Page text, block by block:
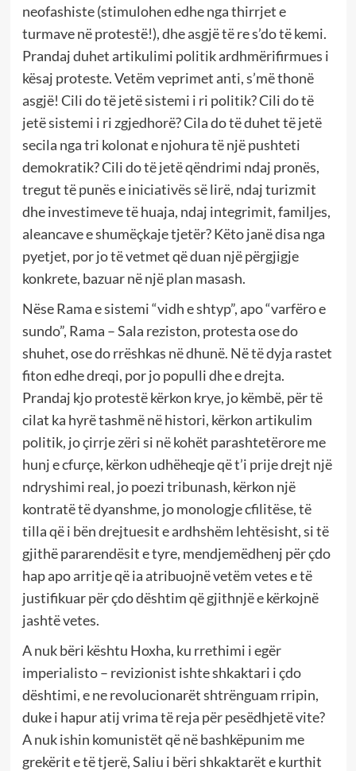
neofashiste (stimulohen edhe nga thirrjet e
turmave në protestë!), dhe asgjë të re s’do të kemi.
Prandaj duhet artikulimi politik ardhmërifirmues i
kësaj proteste. Vetëm veprimet anti, s’më thonë
asgjë! Cili do të jetë sistemi i ri politik? Cili do të
jetë sistemi i ri zgjedhorë? Cila do të duhet të jetë
secila nga tri kolonat e njohura të një pushteti
demokratik? Cili do të jetë qëndrimi ndaj pronës,
tregut të punës e iniciativës së lirë, ndaj turizmit
dhe investimeve të huaja, ndaj integrimit, familjes,
aleancave e shumëçkaje tjetër? Këto janë disa nga
pyetjet, por jo të vetmet që duan një përgjigje
konkrete, bazuar në një plan masash.
Nëse Rama e sistemi “vidh e shtyp”, apo “varfëro e
sundo”, Rama – Sala reziston, protesta ose do
shuhet, ose do rrëshkas në dhunë. Në të dyja rastet
fiton edhe dreqi, por jo populli dhe e drejta.
Prandaj kjo protestë kërkon krye, jo këmbë, për të
cilat ka hyrë tashmë në histori, kërkon artikulim
politik, jo çirrje zëri si në kohët parashtetërore me
hunj e cfurçe, kërkon udhëheqje që t’i prije drejt një
ndryshimi real, jo poezi tribunash, kërkon një
kontratë të dyanshme, jo monologje cfilitëse, të
tilla që i bën drejtuesit e ardhshëm lehtësisht, si të
gjithë pararendësit e tyre, mendjemëdhenj për çdo
hap apo arritje që ia atribuojnë vetëm vetes e të
justifikuar për çdo dështim që gjithnjë e kërkojnë
jashtë vetes.
A nuk bëri kështu Hoxha, ku rrethimi i egër
imperialisto – revizionist ishte shkaktari i çdo
dështimi, e ne revolucionarët shtrënguam rripin,
duke i hapur atij vrima të reja për pesëdhjetë vite?
A nuk ishin komunistët që në bashkëpunim me
grekërit e të tjerë, Saliu i bëri shkaktarët e kurthit